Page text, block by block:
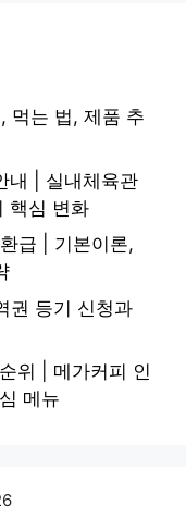
먹는 법, 제품 추
내 | 실내체육관
핵심 변화
급 | 기본이론,
권 등기 신청과
위 | 메가커피 인
메뉴